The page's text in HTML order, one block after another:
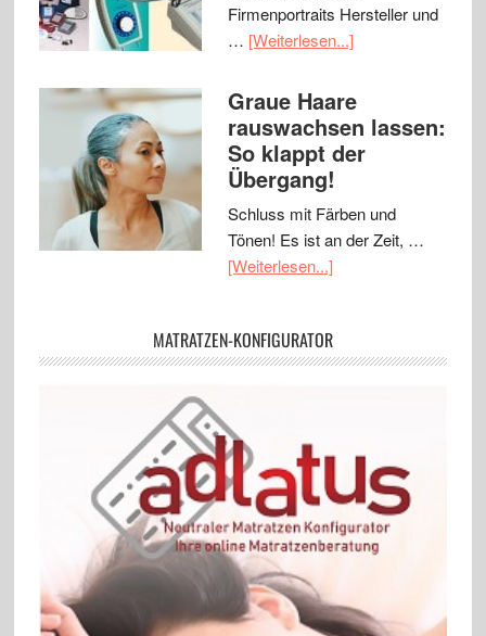
Firmenportraits Hersteller und
… [Weiterlesen...]
Graue Haare
rauswachsen lassen:
So klappt der
Übergang!
Schluss mit Färben und
Tönen! Es ist an der Zeit, …
[Weiterlesen...]
MATRATZEN-KONFIGURATOR